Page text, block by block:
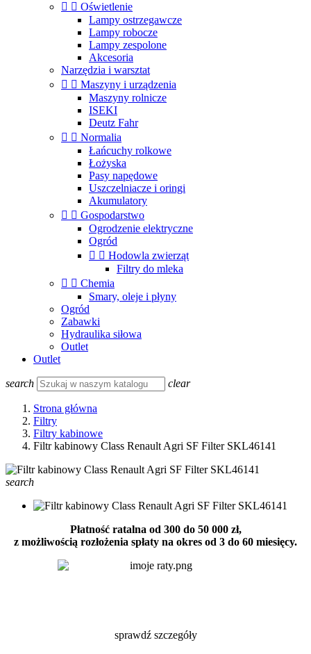
  Oświetlenie
Lampy ostrzegawcze
Lampy robocze
Lampy zespolone
Akcesoria
Narzędzia i warsztat
  Maszyny i urządzenia
Maszyny rolnicze
ISEKI
Deutz Fahr
  Normalia
Łańcuchy rolkowe
Łożyska
Pasy napędowe
Uszczelniacze i oringi
Akumulatory
  Gospodarstwo
Ogrodzenie elektryczne
Ogród
  Hodowla zwierząt
Filtry do mleka
  Chemia
Smary, oleje i płyny
Ogród
Zabawki
Hydraulika siłowa
Outlet
Outlet
search clear
Strona główna
Filtry
Filtry kabinowe
Filtr kabinowy Class Renault Agri SF Filter SKL46141
search
Płatność ratalna od 300 do 50 000 zł,
z możliwością rozłożenia spłaty na okres od 3 do 60 miesięcy.
sprawdź szczegóły